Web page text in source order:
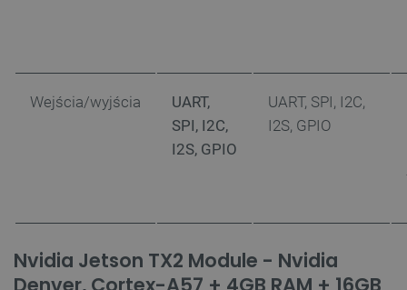
Wejścia/wyjścia
UART,
SPI, I2C,
I2S, GPIO
UART, SPI, I2C,
I2S, GPIO
Nvidia Jetson TX2 Module - Nvidia
Denver, Cortex-A57 + 4GB RAM + 16GB
VISITOR_PRIVACY_METADATA
YouTube
.youtube.com
Polityce prywatności Google